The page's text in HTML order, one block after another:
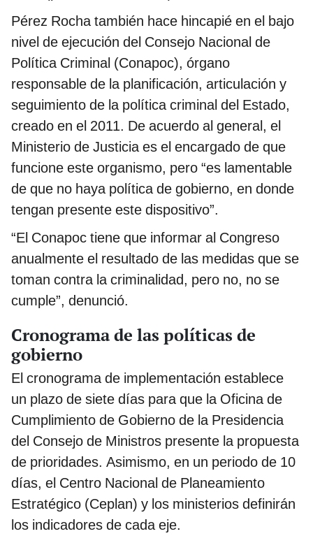
Pérez Rocha también hace hincapié en el bajo
nivel de ejecución del Consejo Nacional de
Política Criminal (Conapoc), órgano
responsable de la planificación, articulación y
seguimiento de la política criminal del Estado,
creado en el 2011. De acuerdo al general, el
Ministerio de Justicia es el encargado de que
funcione este organismo, pero “es lamentable
de que no haya política de gobierno, en donde
tengan presente este dispositivo”.
“El Conapoc tiene que informar al Congreso
anualmente el resultado de las medidas que se
toman contra la criminalidad, pero no, no se
cumple”, denunció.
Cronograma de las políticas de
gobierno
El cronograma de implementación establece
un plazo de siete días para que la Oficina de
Cumplimiento de Gobierno de la Presidencia
del Consejo de Ministros presente la propuesta
de prioridades. Asimismo, en un periodo de 10
días, el Centro Nacional de Planeamiento
Estratégico (Ceplan) y los ministerios definirán
los indicadores de cada eje.